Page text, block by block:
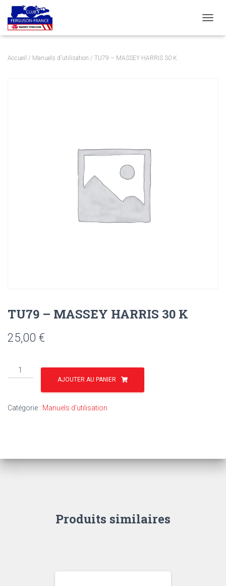
Accueil / Manuels d'utilisation / TU79 – MASSEY HARRIS 30 K
TU79 – MASSEY HARRIS 30 K
25,00 €
quantité
de
MASSEY
AJOUTER AU PANIER
Catégorie : Manuels d'utilisation
Produits similaires